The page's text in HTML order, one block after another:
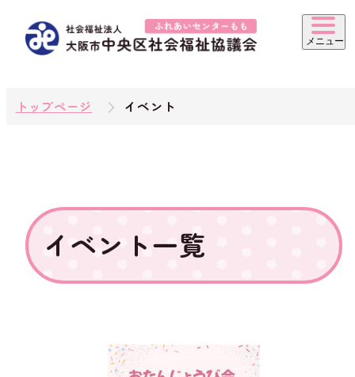
トップページ イベント
イベント一覧